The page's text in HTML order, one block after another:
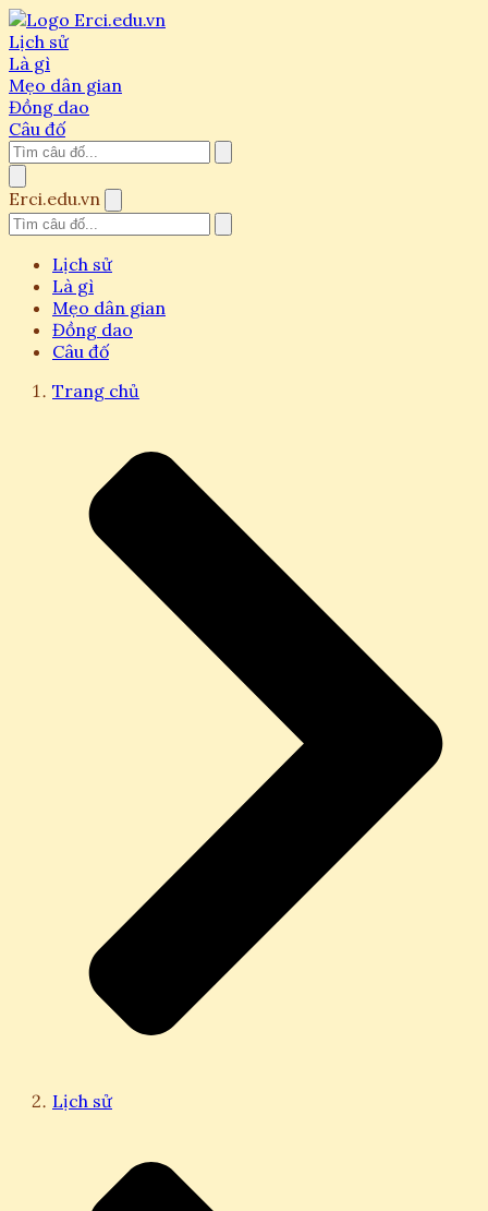
Lịch sử
Là gì
Mẹo dân gian
Đồng dao
Câu đố
Erci.edu.vn
Lịch sử
Là gì
Mẹo dân gian
Đồng dao
Câu đố
Trang chủ
Lịch sử